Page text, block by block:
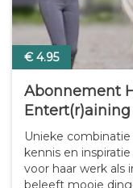
€ 4.95
Abonnement
Unieke
kennis en
voor haar werk als
beleeft mooie